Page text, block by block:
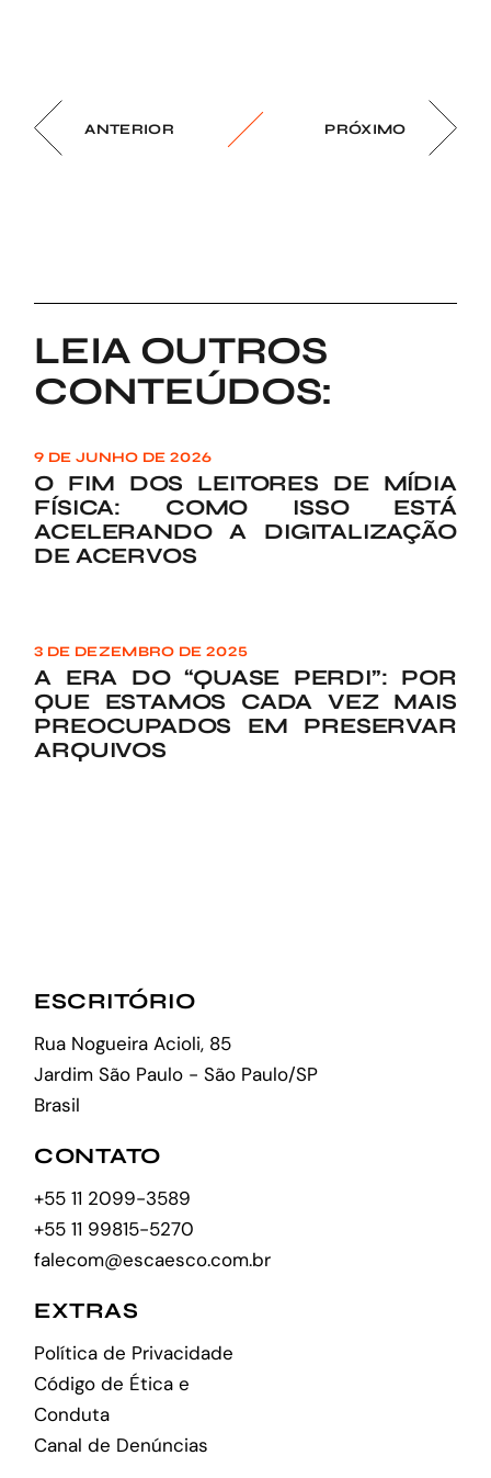
ANTERIOR PRÓXIMO
LEIA OUTROS
CONTEÚDOS:
9 DE JUNHO DE 2026
O FIM DOS LEITORES DE MÍDIA
FÍSICA: COMO ISSO ESTÁ
ACELERANDO A DIGITALIZAÇÃO
DE ACERVOS
3 DE DEZEMBRO DE 2025
A ERA DO “QUASE PERDI”: POR
QUE ESTAMOS CADA VEZ MAIS
PREOCUPADOS EM PRESERVAR
ARQUIVOS
ESCRITÓRIO
Rua Nogueira Acioli, 85
Jardim São Paulo - São Paulo/SP
Brasil
CONTATO
+55 11 2099-3589
+55 11 99815-5270
falecom@escaesco.com.br
EXTRAS
Política de Privacidade
Código de Ética e
Conduta
Canal de Denúncias